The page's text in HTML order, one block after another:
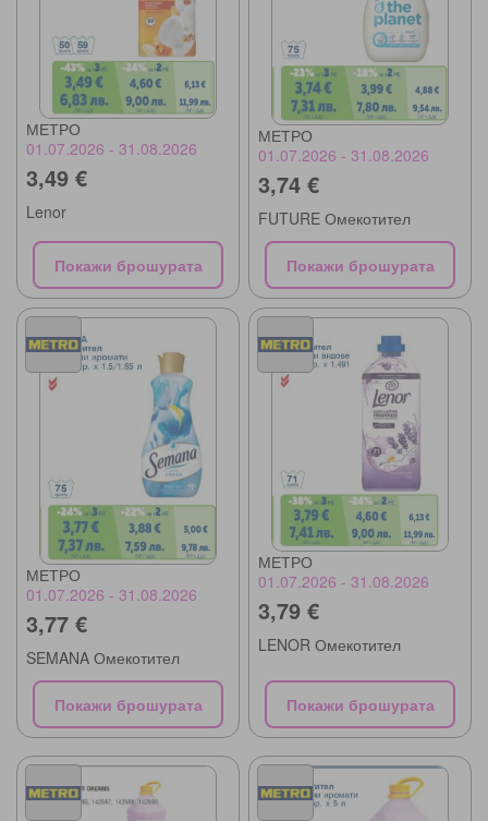
МЕТРО
01.07.2026 - 31.08.2026
3,49 €
Lenor
Покажи брошурата
МЕТРО
01.07.2026 - 31.08.2026
3,74 €
FUTURE Омекотител
Покажи брошурата
МЕТРО
01.07.2026 - 31.08.2026
3,77 €
SEMANA Омекотител
Покажи брошурата
МЕТРО
01.07.2026 - 31.08.2026
3,79 €
LENOR Омекотител
Покажи брошурата